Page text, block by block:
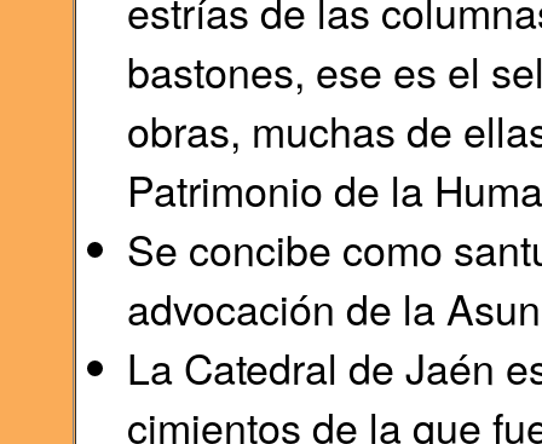
bastones, ese es el
obras, muchas de
Patrimonio de la
Se concibe como
advocación de la
La Catedral de Jaén
cimientos de la que